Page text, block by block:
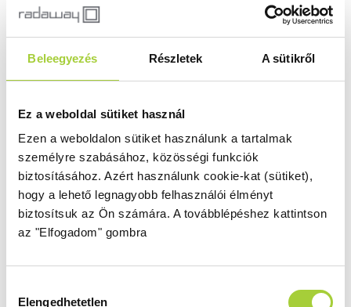
Beleegyezés Részletek A sütikről
Ez a weboldal sütiket használ
Ezen a weboldalon sütiket használunk a tartalmak
személyre szabásához, közösségi funkciók
biztosításához. Azért használunk cookie-kat (sütiket),
hogy a lehető legnagyobb felhasználói élményt
biztosítsuk az Ön számára. A továbblépéshez kattintson
az "Elfogadom" gombra
Elengedhetetlen
Bruttó akciós ár
98 600 Ft
Doros Stone D 120x90 előlappal
Méret
Termékkód
SDRD1290-05-54S
Bruttó ár
128 000 Ft
Bruttó akciós ár
108 800 Ft
Doros Stone D 120x100 előlappal
Méret